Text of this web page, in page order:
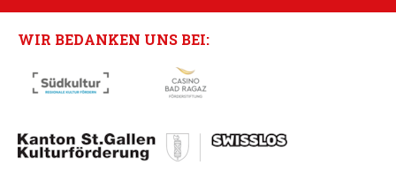
WIR BEDANKEN UNS BEI: